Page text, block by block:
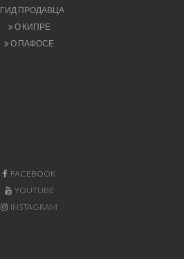
ГИД ПРОДАВЦА
О КИПРЕ
О ПАФОСЕ
FACEBOOK
YOUTUBE
INSTAGRAM